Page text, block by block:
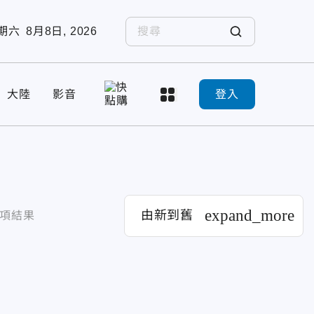
六 8月8日, 2026
大陸 影音 登入
項結果 由新到舊 expand_more